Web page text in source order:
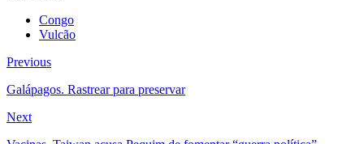
Congo
Vulcão
Previous
Galápagos. Rastrear para preservar
Next